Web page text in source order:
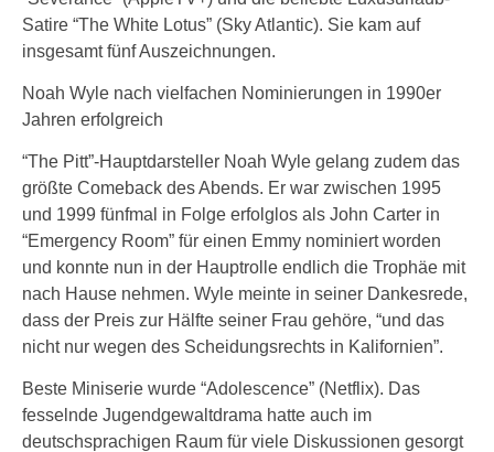
Satire “The White Lotus” (Sky Atlantic). Sie kam auf
insgesamt fünf Auszeichnungen.
Noah Wyle nach vielfachen Nominierungen in 1990er
Jahren erfolgreich
“The Pitt”-Hauptdarsteller Noah Wyle gelang zudem das
größte Comeback des Abends. Er war zwischen 1995
und 1999 fünfmal in Folge erfolglos als John Carter in
“Emergency Room” für einen Emmy nominiert worden
und konnte nun in der Hauptrolle endlich die Trophäe mit
nach Hause nehmen. Wyle meinte in seiner Dankesrede,
dass der Preis zur Hälfte seiner Frau gehöre, “und das
nicht nur wegen des Scheidungsrechts in Kalifornien”.
Beste Miniserie wurde “Adolescence” (Netflix). Das
fesselnde Jugendgewaltdrama hatte auch im
deutschsprachigen Raum für viele Diskussionen gesorgt